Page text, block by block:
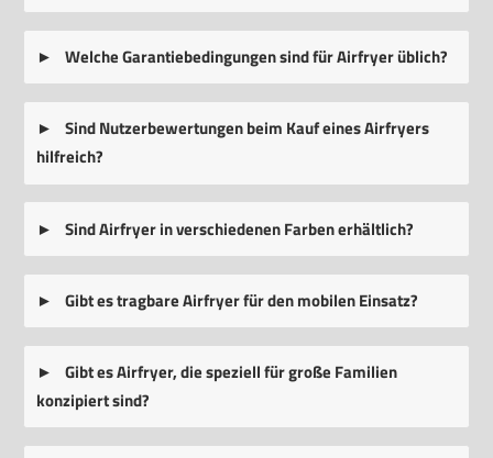
Welche Garantiebedingungen sind für Airfryer üblich?
Sind Nutzerbewertungen beim Kauf eines Airfryers
hilfreich?
Sind Airfryer in verschiedenen Farben erhältlich?
Gibt es tragbare Airfryer für den mobilen Einsatz?
Gibt es Airfryer, die speziell für große Familien
konzipiert sind?